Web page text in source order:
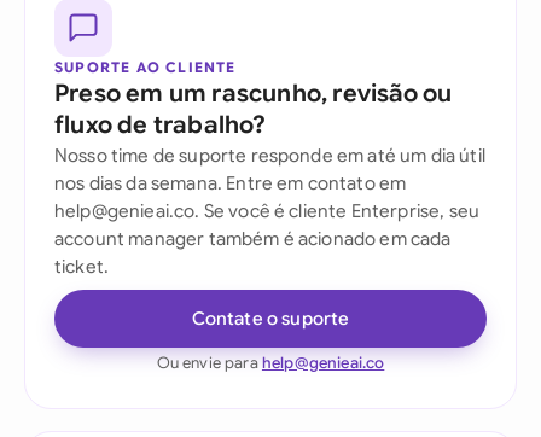
SUPORTE AO CLIENTE
Preso em um rascunho, revisão ou
fluxo de trabalho?
Nosso time de suporte responde em até um dia útil
nos dias da semana. Entre em contato em
help@genieai.co. Se você é cliente Enterprise, seu
account manager também é acionado em cada
ticket.
Contate o suporte
Ou envie parahelp@genieai.co